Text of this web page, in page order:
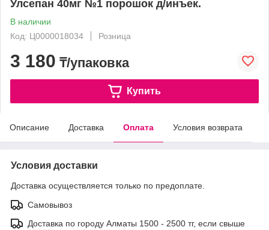
Улсепан 40мг №1 порошок д/инъек.
В наличии
Код: Ц0000018034
Розница
3 180 ₸/упаковка
Купить
Описание Доставка Оплата Условия возврата
Условия доставки
Доставка осуществляется только по предоплате.
Самовывоз
Доставка по городу Алматы 1500 - 2500 тг, если свыше